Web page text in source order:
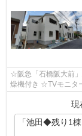
☆阪急「石橋阪大前
燥機付き ☆TVモニタ
現
「池田◆残り1